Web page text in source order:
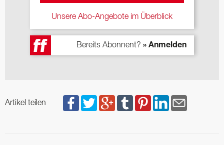
Unsere Abo-Angebote im Überblick
Bereits Abonnent? » Anmelden
Artikel teilen